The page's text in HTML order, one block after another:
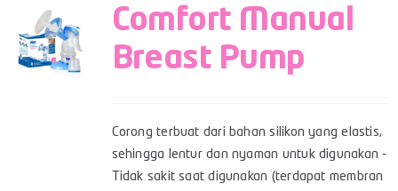
Comfort Manual
Breast Pump
Corong terbuat dari bahan silikon yang elastis,
sehingga lentur dan nyaman untuk digunakan -
Tidak sakit saat digunakan (terdapat membran